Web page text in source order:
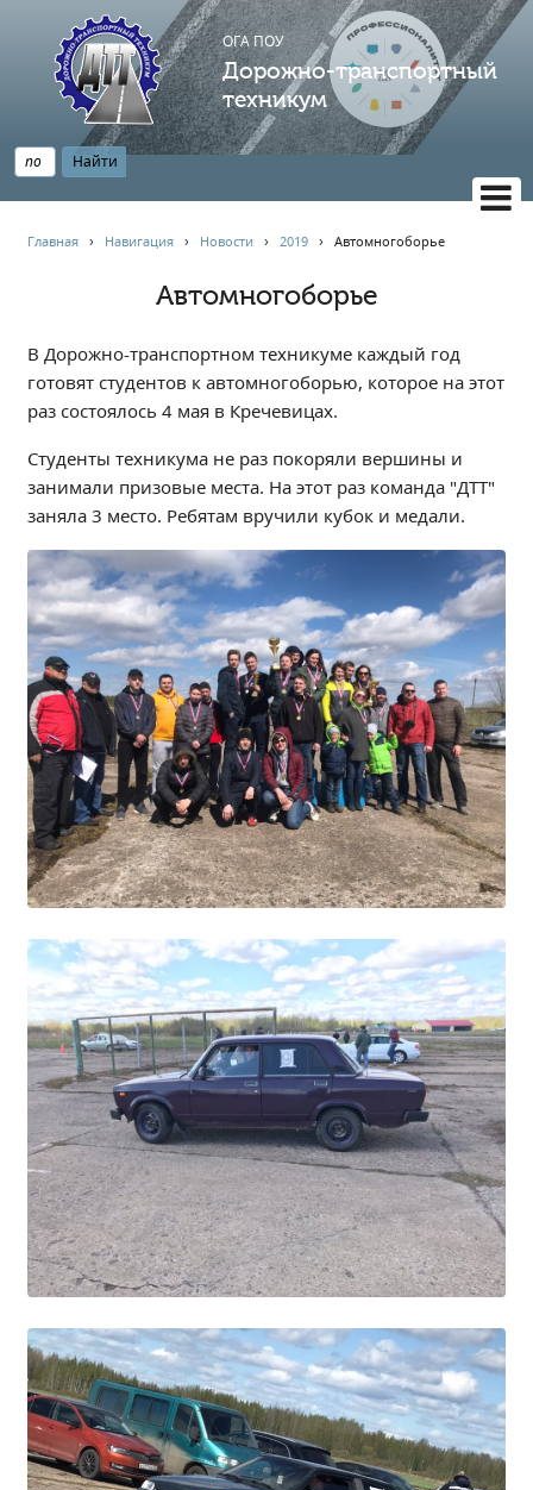
ОГА ПОУ
Дорожно-транспортный
техникум
Профессионалитет
АБИТУРИЕНТУ
Опрос по качеству образования
Наблюдательный совет
Информация
Независимая оценка качества
Профориентация
Обращения онлайн
Контакты
Региональный центр по профилактике ДДТТ
Учебно-производственный комплекс
Центр карьеры
Противодействие коррупции
Всероссийское чемпионатное движение
Региональная инновационная площадка
Основные сведения
Структура и органы управления образовательной
организацией
Документы
Образование
Образовательные стандарты и требования
Руководство
Педагогический состав
Материально-техническое обеспечение и
оснащенность образовательного процесса.
Доступная среда
Платные образовательные услуги
Финансово-хозяйственная деятельность
Вакантные места для приёма (перевода)
Международное сотрудничество
Организация питания в образовательной
Главная › Навигация › Новости ›2019 ›Автомногоборье
Автомногоборье
В Дорожно-транспортном техникуме каждый год
готовят студентов к автомногоборью, которое на этот
раз состоялось 4 мая в Кречевицах.
Студенты техникума не раз покоряли вершины и
занимали призовые места. На этот раз команда "ДТТ"
заняла 3 место. Ребятам вручили кубок и медали.